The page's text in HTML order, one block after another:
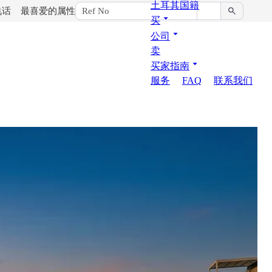
话 最喜爱的属性
土耳其国籍
买
公司
卖
买家指南
服务
FAQ 联系我们